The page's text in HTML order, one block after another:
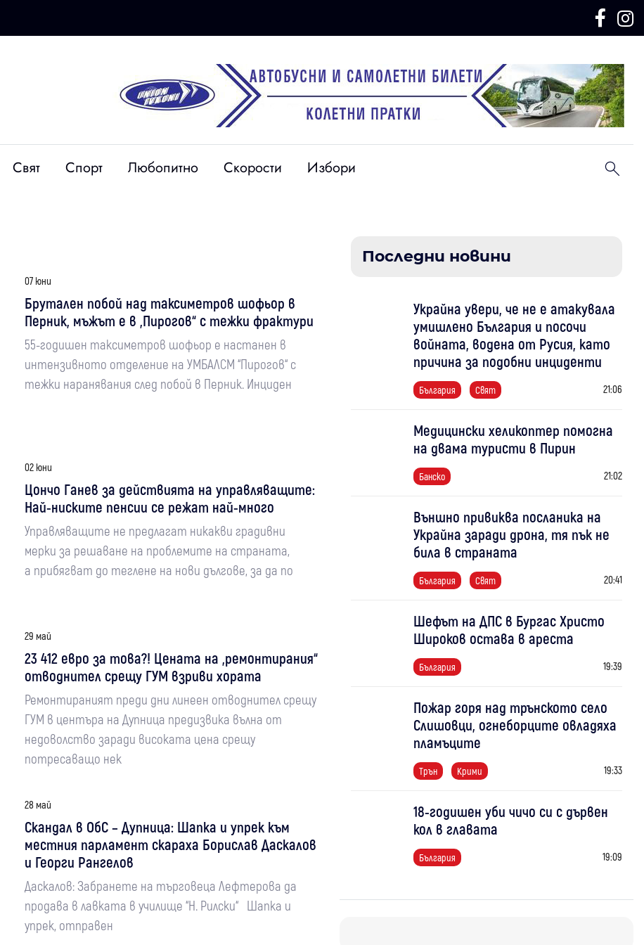
Свят Спорт Любопитно Скорости Избори
07 юни
Брутален побой над таксиметров шофьор в
Перник, мъжът е в „Пирогов“ с тежки фрактури
55-годишен таксиметров шофьор е настанен в
интензивното отделение на УМБАЛСМ “Пирогов“ с
тежки наранявания след побой в Перник. Инциден
02 юни
Цончо Ганев за действията на управляващите:
Най-ниските пенсии се режат най-много
Управляващите не предлагат никакви градивни
мерки за решаване на проблемите на страната,
а прибягват до теглене на нови дългове, за да по
29 май
23 412 евро за това?! Цената на „ремонтирания“
отводнител срещу ГУМ взриви хората
Ремонтираният преди дни линеен отводнител срещу
ГУМ в центъра на Дупница предизвика вълна от
недоволство заради високата цена срещу
потресаващо нек
28 май
Скандал в ОбС – Дупница: Шапка и упрек към
местния парламент скараха Борислав Даскалов
и Георги Рангелов
Даскалов: Забранете на търговеца Лефтерова да
продава в лавката в училище “Н. Рилски“ Шапка и
упрек, отправен
Последни новини
Украйна увери, че не е атакувала
умишлено България и посочи
войната, водена от Русия, като
причина за подобни инциденти
България Свят 21:06
Медицински хеликоптер помогна
на двама туристи в Пирин
Банско 21:02
Външно привиква посланика на
Украйна заради дрона, тя пък не
била в страната
България Свят 20:41
Шефът на ДПС в Бургас Христо
Широков остава в ареста
България 19:39
Пожар горя над трънското село
Слишовци, огнеборците овладяха
пламъците
Трън Крими 19:33
18-годишен уби чичо си с дървен
кол в главата
България 19:09